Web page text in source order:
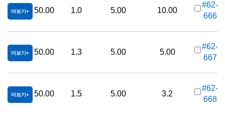
더보기 50.00 1.0 5.00 10.00
#62-
666
더보기 50.00 1.3 5.00 5.00
#62-
667
더보기 50.00 1.5 5.00 3.2
#62-
668